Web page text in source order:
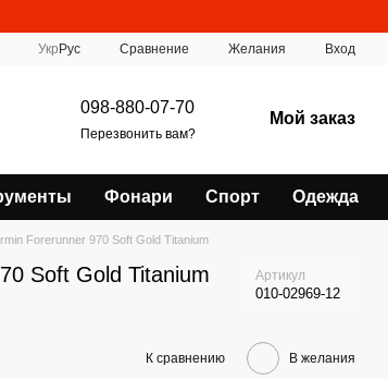
Укр Рус Сравнение Желания Вход
098-880-07-70
Перезвонить вам?
Мой заказ
Фонари Спорт Одежда
Forerunner 970 Soft Gold Titanium
Soft Gold Titanium Артикул
010-02969-12
К сравнению В желания